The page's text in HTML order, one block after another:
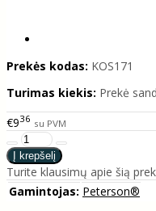
Prekės kodas: KOS171
Turimas kiekis: Prekė
€936 su PVM
Turite klausimų apie šią
Gamintojas: Peterson®